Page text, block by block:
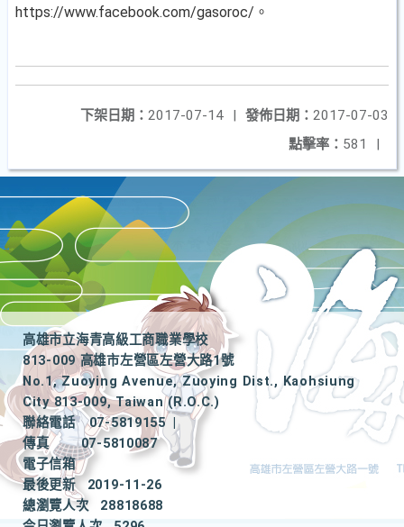
https://www.facebook.com/gasoroc/。
發佈日期： 2017-07-03
下架日期： 2017-07-14
|
點擊率： 581 |
高雄市立海青高級工商職業學校
813-009 高雄市左營區左營大路1號
No.1, Zuoying Avenue, Zuoying Dist., Kaohsiung
City 813-009, Taiwan (R.O.C.)
聯絡電話
07-5819155
|
傳真
07-5810087
電子信箱
最後更新
2019-11-26
總瀏覽人次
28818688